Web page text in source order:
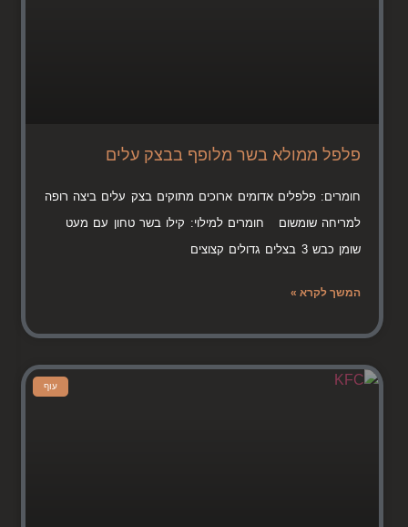
פלפל ממולא בשר מלופף בבצק עלים
חומרים: פלפלים אדומים ארוכים מתוקים בצק עלים ביצה רופה
למריחה שומשום חומרים למילוי: קילו בשר טחון עם מעט
שומן כבש 3 בצלים גדולים קצוצים
המשך לקרא »
עוף